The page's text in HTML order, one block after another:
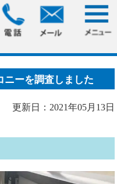
防水のバルコニーを調査し
ニーを調査しました
更新日：2021年05月13日